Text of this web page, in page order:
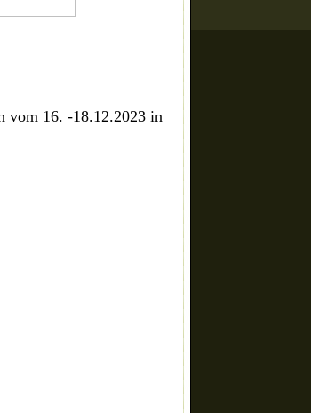
vom 16. -18.12.2023 in